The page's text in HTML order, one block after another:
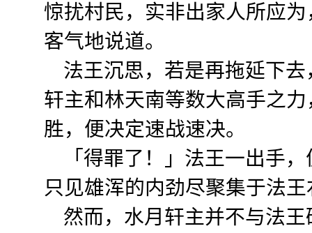
惊扰村民，实非出家人所应
客气地说道。
法王沉思，若是再拖延下去
轩主和林天南等数大高手之
胜，便决定速战速决。
「得罪了！」法王一出手，
只见雄浑的内劲尽聚集于法
然而，水月轩主并不与法王